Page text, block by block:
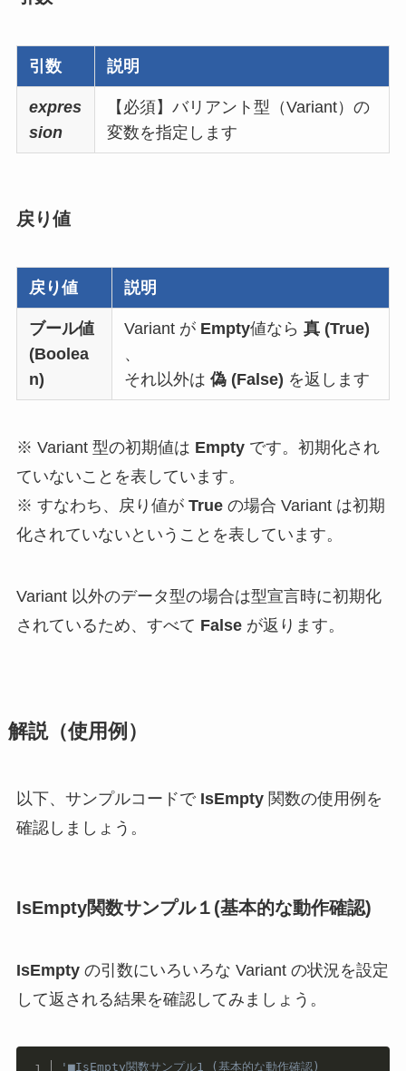
引数 説明
expres
sion
【必須】バリアント型（Variant）の
変数を指定します
戻り値
戻り値 説明
ブール値
(Boolea
n)
Variant が Empty値なら真 (True)
、
それ以外は偽 (False) を返します
※ Variant 型の初期値は Emptyです。初期化され
ていないことを表しています。
※ すなわち、戻り値が Trueの場合 Variant は初期
化されていないということを表しています。
Variant 以外のデータ型の場合は型宣言時に初期化
されているため、すべて Falseが返ります。
解説（使用例）
以下、サンプルコードで IsEmpty関数の使用例を
確認しましょう。
IsEmpty関数サンプル１(基本的な動作確認)
IsEmptyの引数にいろいろな Variant の状況を設定
して返される結果を確認してみましょう。
'■IsEmpty関数サンプル1 (基本的な動作確認)